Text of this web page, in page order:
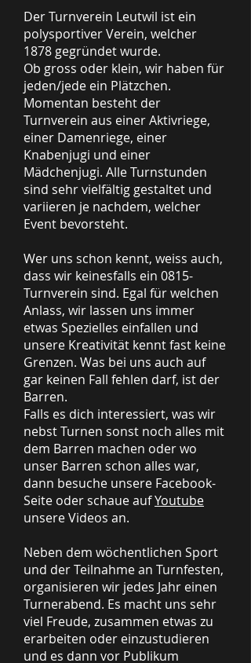
Der Turnverein Leutwil ist ein
polysportiver Verein, welcher
1878 gegründet wurde.
Ob gross oder klein, wir haben für
jeden/jede ein Plätzchen.
Momentan besteht der
Turnverein aus einer Aktivriege,
einer Damenriege, einer
Knabenjugi und einer
Mädchenjugi. Alle Turnstunden
sind sehr vielfältig gestaltet und
variieren je nachdem, welcher
Event bevorsteht.
Wer uns schon kennt, weiss auch,
dass wir keinesfalls ein 0815-
Turnverein sind. Egal für welchen
Anlass, wir lassen uns immer
etwas Spezielles einfallen und
unsere Kreativität kennt fast keine
Grenzen. Was bei uns auch auf
gar keinen Fall fehlen darf, ist der
Barren.
Falls es dich interessiert, was wir
nebst Turnen sonst noch alles mit
dem Barren machen oder wo
unser Barren schon alles war,
dann besuche unsere Facebook-
Seite oder schaue aufYoutube
unsere Videos an.
Neben dem wöchentlichen Sport
und der Teilnahme an Turnfesten,
organisieren wir jedes Jahr einen
Turnerabend. Es macht uns sehr
viel Freude, zusammen etwas zu
erarbeiten oder einzustudieren
und es dann vor Publikum